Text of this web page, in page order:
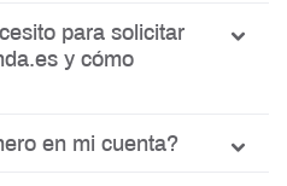
para solicitar
y cómo
en mi cuenta?